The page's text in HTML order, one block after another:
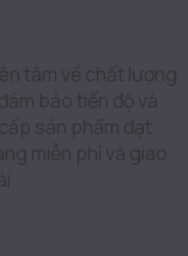
tâm về chất lượng
bảo tiến độ và
sản phẩm đạt
miễn phí và giao